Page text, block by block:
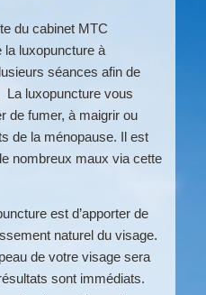
du cabinet MTC
la luxopuncture à
séances afin de
La luxopuncture vous
de fumer, à maigrir ou
de la ménopause. Il est
nombreux maux via cette
est d’apporter de
naturel du visage.
de votre visage sera
sont immédiats.